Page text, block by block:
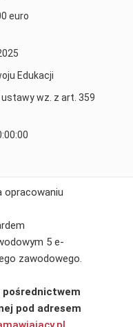
euro
Edukacji
wz. z art. 359
opracowaniu
5 e-
zawodowego.
pośrednictwem
pod adresem